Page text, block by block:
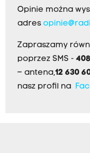
Opinie można
adres
Zapraszamy
poprzez SMS -
– antena,12 630
nasz profil na